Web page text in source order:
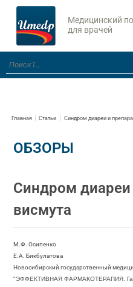
Медицинский
для врачей
Главная Статьи Синдром диареи и
ОБЗОРЫ
Синдром
висмута
М.Ф. Осипенко
Е.А. Бикбулатова
Новосибирский государственный
"ЭФФЕКТИВНАЯ ФАРМАКОТЕРАПИЯ.